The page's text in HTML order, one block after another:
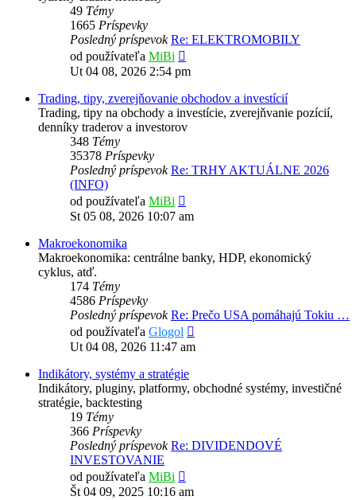
49 Témy
1665 Príspevky
Posledný príspevok Re: ELEKTROMOBILY
od používateľa MiBi
posledný
Ut 04 08, 2026 2:54 pm
Trading, tipy, zverejňovanie obchodov a investícií
Trading, tipy na obchody a investície, zverejňvanie pozícií,
denníky traderov a investorov
348 Témy
35378 Príspevky
Posledný príspevok Re: TRHY AKTUÁLNE 2026
(INFO)
od používateľa MiBi
posledný
St 05 08, 2026 10:07 am
Makroekonomika
Makroekonomika: centrálne banky, HDP, ekonomický
cyklus, atď.
174 Témy
4586 Príspevky
Posledný príspevok Re: Prečo USA pomáhajú Tokiu …
od používateľa Glogol
posledný
Ut 04 08, 2026 11:47 am
Indikátory, systémy a stratégie
Indikátory, pluginy, platformy, obchodné systémy, investičné
stratégie, backtesting
19 Témy
366 Príspevky
Posledný príspevok Re: DIVIDENDOVÉ
INVESTOVANIE
od používateľa MiBi
posledný
Št 04 09, 2025 10:16 am